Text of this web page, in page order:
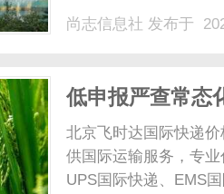
尚志信息社 发布于
低申报严查常态
税务成本，寄国
北京飞时达国际快递
供国际运输服务，专
UPS国际快递、EMS